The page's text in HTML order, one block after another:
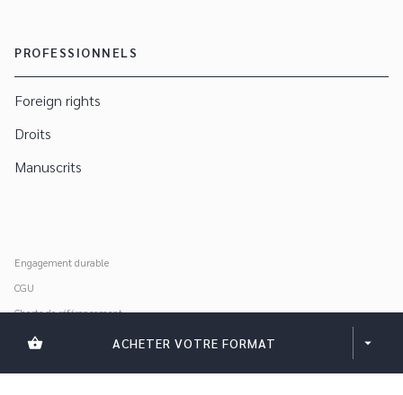
shopping_basket ACHETER VOTRE FORMAT arrow_drop_down
PROFESSIONNELS
Foreign rights
Droits
Manuscrits
Engagement durable
CGU
Charte de référencement
Données personnelles